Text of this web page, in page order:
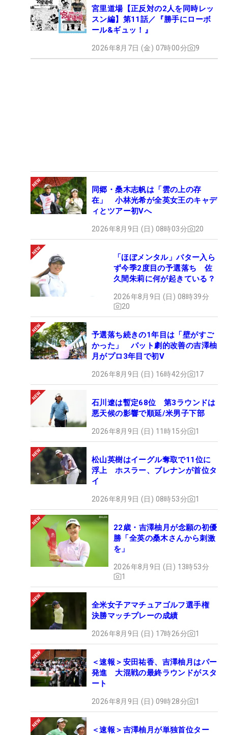
宮里道場【正反対の2人を同時レッ
スン編】第11話／『勝手にローボ
ール&ギュッ！』
2026年8月7日 (金) 07時00分 9
同郷・桑木志帆は「雲の上の存
在」 小林光希が全英女王のキャデ
ィとツアー初Vへ
2026年8月9日 (日) 08時03分 20
「ほぼメンタル」パター入ら
ず今季2度目の予選落ち 佐
久間朱莉に何が起きている？
2026年8月9日 (日) 08時39分
20
予選落ち続きの1年目は「壁がすご
かった」 パット劇的改善の吉澤柚
月がプロ3年目で初V
2026年8月9日 (日) 16時42分 17
石川遼は暫定68位 第3ラウンドは
悪天候の影響で順延/米男子下部
2026年8月9日 (日) 11時15分 1
松山英樹はイーグル奪取で11位に
浮上 ホスラー、ブレナンが首位タ
イ
2026年8月9日 (日) 08時53分 1
22歳・吉澤柚月が念願の初優
勝「全英の桑木さんから刺激
を」
2026年8月9日 (日) 13時53分
1
全米女子アマチュアゴルフ選手権
決勝マッチプレーの成績
2026年8月9日 (日) 17時26分 1
＜速報＞安田祐香、吉澤柚月はパー
発進 大混戦の最終ラウンドがスタ
ート
2026年8月9日 (日) 09時28分 1
＜速報＞吉澤柚月が単独首位ター